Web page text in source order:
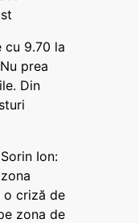
cu 9.70 la
prea
Din
Ion:
o criză de
zona de